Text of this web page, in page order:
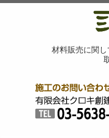
材料販売に関し